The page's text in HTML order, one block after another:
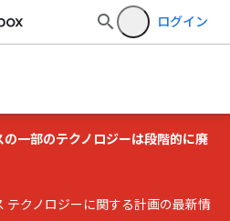
ログイン
一部のテクノロジーは段階的に廃
テクノロジーに関する計画の最新情